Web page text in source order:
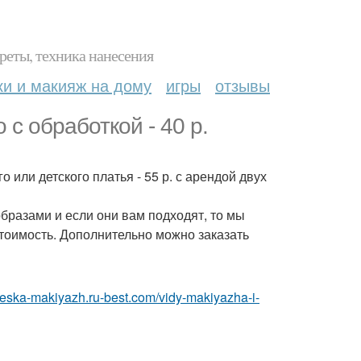
техника нанесения
и макияж на дому игры отзывы
обработкой - 40 р.
или детского платья - 55 р. с арендой двух
и если они вам подходят, то мы
Дополнительно можно заказать
makiyazh.ru-best.com/vidy-makiyazha-i-